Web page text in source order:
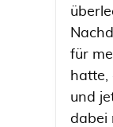
für
hatte,
und
dabei